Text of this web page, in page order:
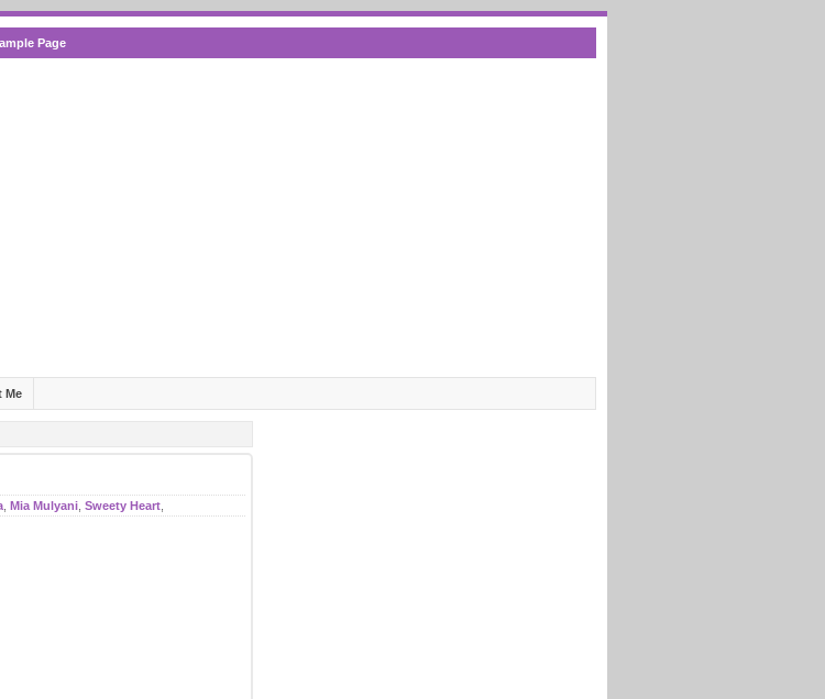
Page
Me
, Mia Mulyani, Sweety Heart,